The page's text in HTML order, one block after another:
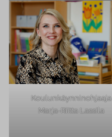
Koulunkäynninohjaaja
Marja-Riitta Lassila